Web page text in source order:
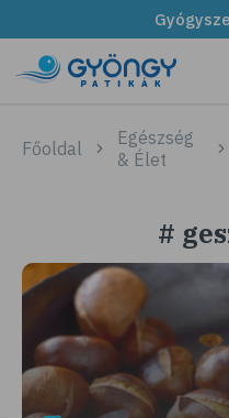
Főoldal
Egészség
& Élet
#